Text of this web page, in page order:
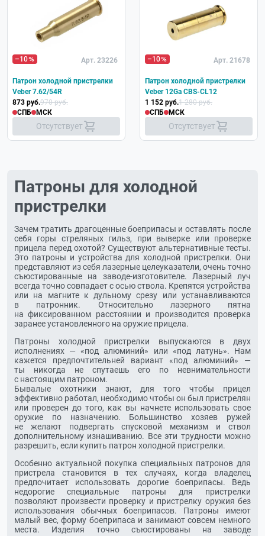
–10 Арт. 23226
Патрон холодной пристрелки
Veber 7.62/54R
873 руб.970 руб.
СПБ
МСК
Отсутствует
–10
Арт. 21678
Патрон холодной пристрелки
Veber 12Ga CBS-CL12
1 152 руб.1 280 руб.
СПБ
МСК
Отсутствует
Патроны для холодной
пристрелки
Зачем тратить драгоценные боеприпасы и оставлять после
себя горы стреляных гильз, при выверке или проверке
прицела перед охотой? Существуют альтернативные тесты.
Это патроны и устройства для холодной пристрелки. Они
представляют из себя лазерные целеуказатели, очень точно
съюстированные на заводе-изготовителе. Лазерный луч
всегда точно совпадает с осью ствола. Крепятся устройства
или на магните к дульному срезу или устанавливаются
в патронник. Относительно лазерного пятна
на фиксированном расстоянии и производится проверка
заранее установленного на оружие прицела.
Патроны холодной пристрелки выпускаются в двух
исполнениях — «под алюминий» или «под латунь». Нам
кажется предпочтительней вариант «под алюминий» —
ты никогда не спутаешь его по невнимательности
с настоящим патроном.
Бывалые охотники знают, для того чтобы прицел
эффективно работал, необходимо чтобы он был пристрелян
или проверен до того, как вы начнете использовать свое
оружие по назначению. Большинство хозяев ружей
не желают подвергать спусковой механизм и ствол
дополнительному изнашиванию. Все эти трудности можно
разрешить, если купить патрон холодной пристрелки.
Особенно актуальной покупка специальных патронов для
пристрела становится в тех случаях, когда владелец
предпочитает использовать дорогие боеприпасы. Ведь
недорогие специальные патроны для пристрелки
позволяют произвести проверку и пристрелку оружия без
использования обычных боеприпасов. Патроны имеют
малый вес, форму боеприпаса и занимают совсем немного
места. Изделия точно съюстированы на заводе